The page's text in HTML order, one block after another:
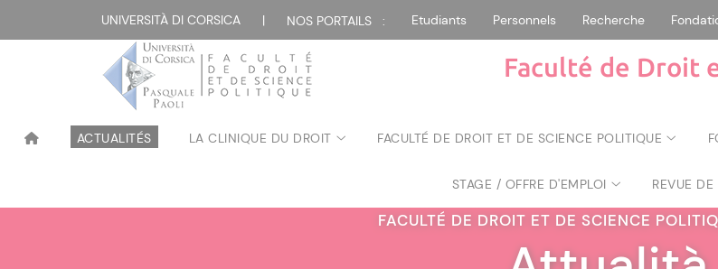
UNIVERSITÀ DI CORSICA | NOS PORTAILS : Etudiants Personnels Recherche
Faculté de Droit
ACTUALITÉS LA CLINIQUE DU DROIT FACULTÉ DE DROIT ET DE SCIENCE POLITIQUE
STAGE / OFFRE D'EMPLOI REVUE DE
FACULTÉ DE DROIT ET DE SCIENCE